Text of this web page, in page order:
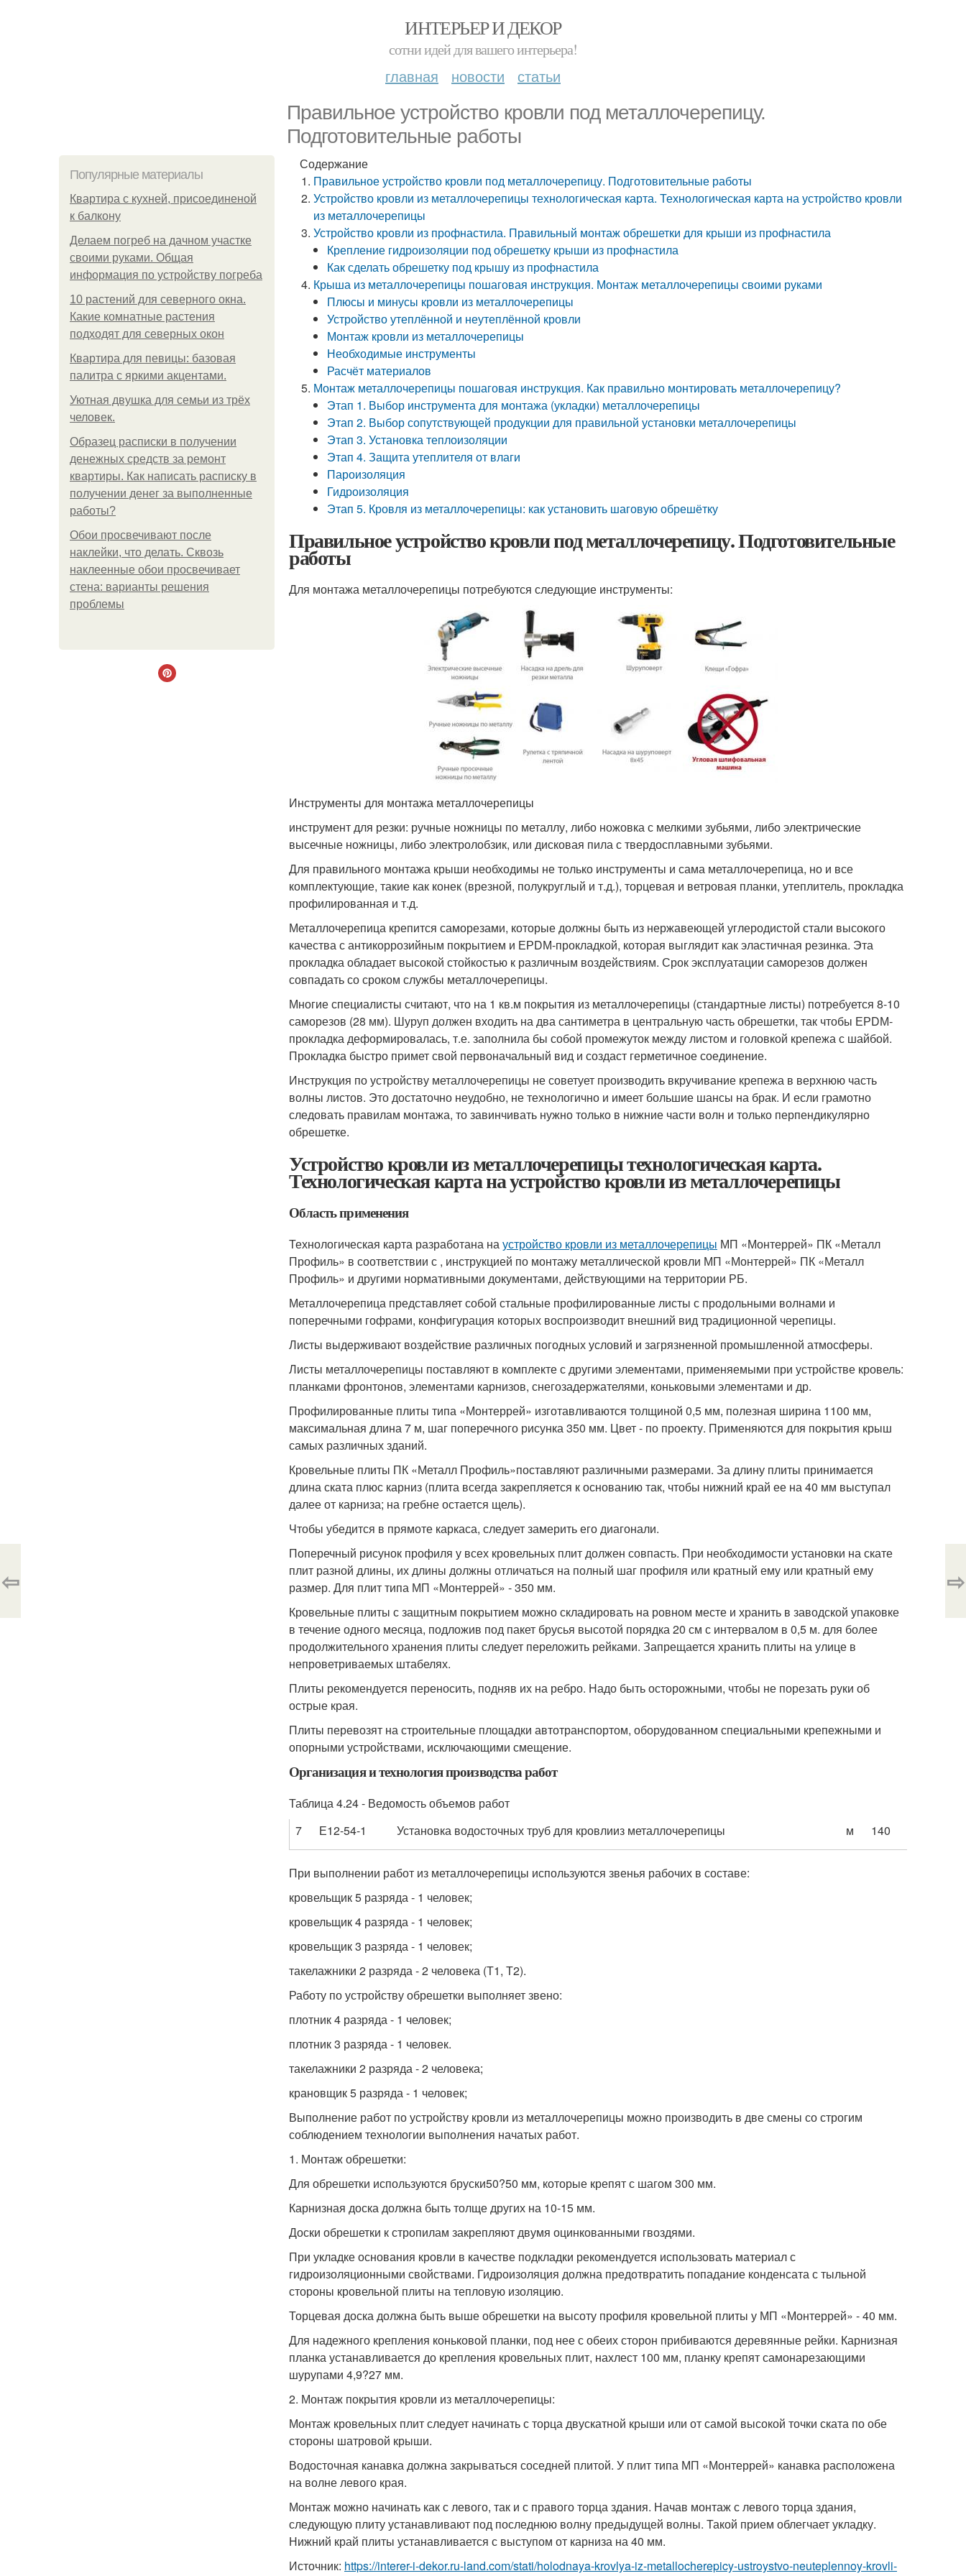
ИНТЕРЬЕР И ДЕКОР
сотни идей для вашего интерьера!
главная новости статьи
Правильное устройство кровли под металлочерепицу.
Подготовительные работы
Популярные материалы
Квартира с кухней, присоединеной
к балкону
Делаем погреб на дачном участке
своими руками. Общая
информация по устройству погреба
10 растений для северного окна.
Какие комнатные растения
подходят для северных окон
Квартира для певицы: базовая
палитра с яркими акцентами.
Уютная двушка для семьи из трёх
человек.
Образец расписки в получении
денежных средств за ремонт
квартиры. Как написать расписку в
получении денег за выполненные
работы?
Обои просвечивают после
наклейки, что делать. Сквозь
наклеенные обои просвечивает
стена: варианты решения
проблемы
Содержание
Правильное устройство кровли под металлочерепицу. Подготовительные работы
Устройство кровли из металлочерепицы технологическая карта. Технологическая карта на устройство кровли
из металлочерепицы
Устройство кровли из профнастила. Правильный монтаж обрешетки для крыши из профнастила
Крепление гидроизоляции под обрешетку крыши из профнастила
Как сделать обрешетку под крышу из профнастила
Крыша из металлочерепицы пошаговая инструкция. Монтаж металлочерепицы своими руками
Плюсы и минусы кровли из металлочерепицы
Устройство утеплённой и неутеплённой кровли
Монтаж кровли из металлочерепицы
Необходимые инструменты
Расчёт материалов
Монтаж металлочерепицы пошаговая инструкция. Как правильно монтировать металлочерепицу?
Этап 1. Выбор инструмента для монтажа (укладки) металлочерепицы
Этап 2. Выбор сопутствующей продукции для правильной установки металлочерепицы
Этап 3. Установка теплоизоляции
Этап 4. Защита утеплителя от влаги
Пароизоляция
Гидроизоляция
Этап 5. Кровля из металлочерепицы: как установить шаговую обрешётку
Правильное устройство кровли под металлочерепицу. Подготовительные
работы
Для монтажа металлочерепицы потребуются следующие инструменты:
Инструменты для монтажа металлочерепицы
инструмент для резки: ручные ножницы по металлу, либо ножовка с мелкими зубьями, либо электрические
высечные ножницы, либо электролобзик, или дисковая пила с твердосплавными зубьями.
Для правильного монтажа крыши необходимы не только инструменты и сама металлочерепица, но и все
комплектующие, такие как конек (врезной, полукруглый и т.д.), торцевая и ветровая планки, утеплитель, прокладка
профилированная и т.д.
Металлочерепица крепится саморезами, которые должны быть из нержавеющей углеродистой стали высокого
качества с антикоррозийным покрытием и ЕРDМ-прокладкой, которая выглядит как эластичная резинка. Эта
прокладка обладает высокой стойкостью к различным воздействиям. Срок эксплуатации саморезов должен
совпадать со сроком службы металлочерепицы.
Многие специалисты считают, что на 1 кв.м покрытия из металлочерепицы (стандартные листы) потребуется 8-10
саморезов (28 мм). Шуруп должен входить на два сантиметра в центральную часть обрешетки, так чтобы ЕРDМ-
прокладка деформировалась, т.е. заполнила бы собой промежуток между листом и головкой крепежа с шайбой.
Прокладка быстро примет свой первоначальный вид и создаст герметичное соединение.
Инструкция по устройству металлочерепицы не советует производить вкручивание крепежа в верхнюю часть
волны листов. Это достаточно неудобно, не технологично и имеет большие шансы на брак. И если грамотно
следовать правилам монтажа, то завинчивать нужно только в нижние части волн и только перпендикулярно
обрешетке.
Устройство кровли из металлочерепицы технологическая карта.
Технологическая карта на устройство кровли из металлочерепицы
Область применения
Технологическая карта разработана наустройство кровли из металлочерепицы МП «Монтеррей» ПК «Металл
Профиль» в соответствии с , инструкцией по монтажу металлической кровли МП «Монтеррей» ПК «Металл
Профиль» и другими нормативными документами, действующими на территории РБ.
Металлочерепица представляет собой стальные профилированные листы с продольными волнами и
поперечными гофрами, конфигурация которых воспроизводит внешний вид традиционной черепицы.
Листы выдерживают воздействие различных погодных условий и загрязненной промышленной атмосферы.
Листы металлочерепицы поставляют в комплекте с другими элементами, применяемыми при устройстве кровель:
планками фронтонов, элементами карнизов, снегозадержателями, коньковыми элементами и др.
Профилированные плиты типа «Монтеррей» изготавливаются толщиной 0,5 мм, полезная ширина 1100 мм,
максимальная длина 7 м, шаг поперечного рисунка 350 мм. Цвет - по проекту. Применяются для покрытия крыш
самых различных зданий.
Кровельные плиты ПК «Металл Профиль»поставляют различными размерами. За длину плиты принимается
длина ската плюс карниз (плита всегда закрепляется к основанию так, чтобы нижний край ее на 40 мм выступал
далее от карниза; на гребне остается щель).
Чтобы убедится в прямоте каркаса, следует замерить его диагонали.
Поперечный рисунок профиля у всех кровельных плит должен совпасть. При необходимости установки на скате
плит разной длины, их длины должны отличаться на полный шаг профиля или кратный ему или кратный ему
размер. Для плит типа МП «Монтеррей» - 350 мм.
Кровельные плиты с защитным покрытием можно складировать на ровном месте и хранить в заводской упаковке
в течение одного месяца, подложив под пакет брусья высотой порядка 20 см с интервалом в 0,5 м. для более
продолжительного хранения плиты следует переложить рейками. Запрещается хранить плиты на улице в
непроветриваемых штабелях.
Плиты рекомендуется переносить, подняв их на ребро. Надо быть осторожными, чтобы не порезать руки об
острые края.
Плиты перевозят на строительные площадки автотранспортом, оборудованном специальными крепежными и
опорными устройствами, исключающими смещение.
Организация и технология производства работ
Таблица 4.24 - Ведомость объемов работ
7
Е12-54-1 Установка водосточных труб для кровлииз металлочерепицы м 140
При выполнении работ из металлочерепицы используются звенья рабочих в составе:
кровельщик 5 разряда - 1 человек;
кровельщик 4 разряда - 1 человек;
кровельщик 3 разряда - 1 человек;
такелажники 2 разряда - 2 человека (Т1, Т2).
Работу по устройству обрешетки выполняет звено:
плотник 4 разряда - 1 человек;
плотник 3 разряда - 1 человек.
такелажники 2 разряда - 2 человека;
крановщик 5 разряда - 1 человек;
Выполнение работ по устройству кровли из металлочерепицы можно производить в две смены со строгим
соблюдением технологии выполнения начатых работ.
1. Монтаж обрешетки:
Для обрешетки используются бруски50?50 мм, которые крепят с шагом 300 мм.
Карнизная доска должна быть толще других на 10-15 мм.
Доски обрешетки к стропилам закрепляют двумя оцинкованными гвоздями.
При укладке основания кровли в качестве подкладки рекомендуется использовать материал с
гидроизоляционными свойствами. Гидроизоляция должна предотвратить попадание конденсата с тыльной
стороны кровельной плиты на тепловую изоляцию.
Торцевая доска должна быть выше обрешетки на высоту профиля кровельной плиты у МП «Монтеррей» - 40 мм.
Для надежного крепления коньковой планки, под нее с обеих сторон прибиваются деревянные рейки. Карнизная
планка устанавливается до крепления кровельных плит, нахлест 100 мм, планку крепят самонарезающими
шурупами 4,9?27 мм.
2. Монтаж покрытия кровли из металлочерепицы:
Монтаж кровельных плит следует начинать с торца двускатной крыши или от самой высокой точки ската по обе
стороны шатровой крыши.
Водосточная канавка должна закрываться соседней плитой. У плит типа МП «Монтеррей» канавка расположена
на волне левого края.
Монтаж можно начинать как с левого, так и с правого торца здания. Начав монтаж с левого торца здания,
следующую плиту устанавливают под последнюю волну предыдущей волны. Такой прием облегчает укладку.
Нижний край плиты устанавливается с выступом от карниза на 40 мм.
Источник: https://interer-i-dekor.ru-land.com/stati/holodnaya-krovlya-iz-metallocherepicy-ustroystvo-neuteplennoy-krovli-
⇦ ⇨